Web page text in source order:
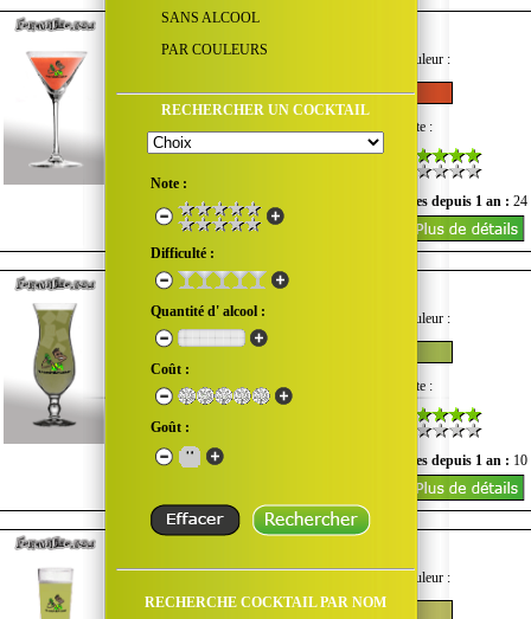
SANS ALCOOL
PAR COULEURS
RECHERCHER UN COCKTAIL
Note :
Difficulté :
Quantité d' alcool :
Coût :
Goût :
RECHERCHE COCKTAIL PAR NOM
Quantité d'alcool : Couleur :
Note :
Nombre de vues du mois : Vues depuis 1 an : 24
Quantité d'alcool : Couleur :
Difficulté : Coût : Note :
Nombre de vues du mois : Vues depuis 1 an : 10
Couleur :